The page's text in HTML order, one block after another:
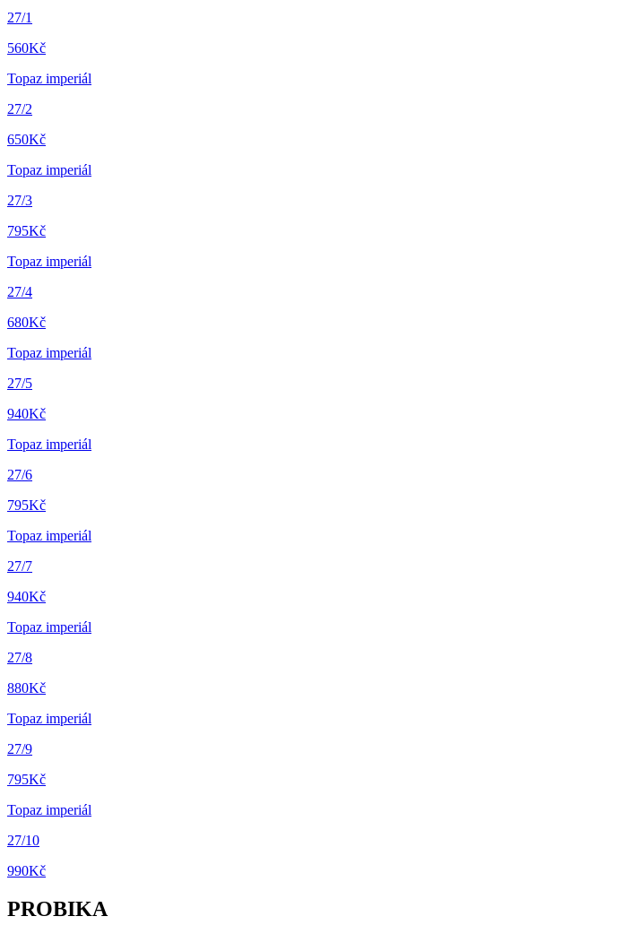
27/1
560Kč
Topaz imperiál
27/2
650Kč
Topaz imperiál
27/3
795Kč
Topaz imperiál
27/4
680Kč
Topaz imperiál
27/5
940Kč
Topaz imperiál
27/6
795Kč
Topaz imperiál
27/7
940Kč
Topaz imperiál
27/8
880Kč
Topaz imperiál
27/9
795Kč
Topaz imperiál
27/10
990Kč
PROBIKA